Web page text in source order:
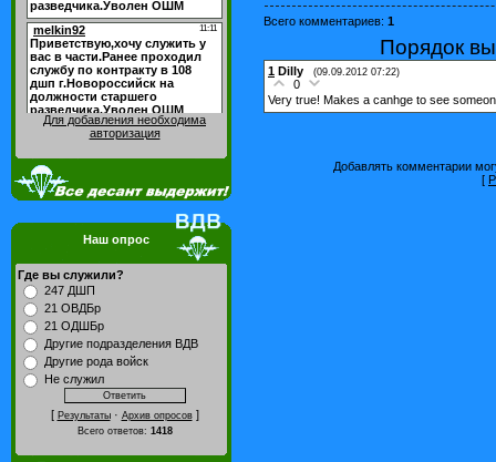
Для добавления необходима
авторизация
Наш опрос
Где вы служили?
247 ДШП
21 ОВДБр
21 ОДШБр
Другие подразделения ВДВ
Другие рода войск
Не служил
[ Результаты· Архив опросов]
Всего ответов: 1418
Всего комментариев: 1
Порядок
1 Dilly (09.09.2012 07:22)
0
Very true! Makes a canhge to see
Добавлять комментарии
[